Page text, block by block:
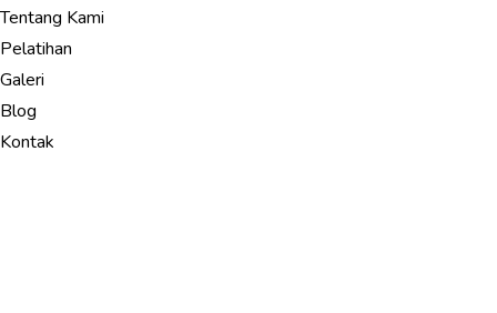
Tentang Kami
Pelatihan
Galeri
Blog
Kontak